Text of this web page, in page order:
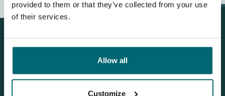
provided to them or that they’ve collected from your use
of their services.
Allow all
Customize
Questa carpnews riguardaLac de Viennay -